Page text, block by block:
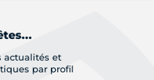
actualités et
par profil